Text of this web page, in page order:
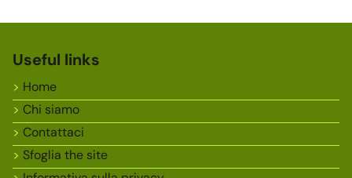
Useful links
Home
Chi siamo
Contattaci
Sfoglia the site